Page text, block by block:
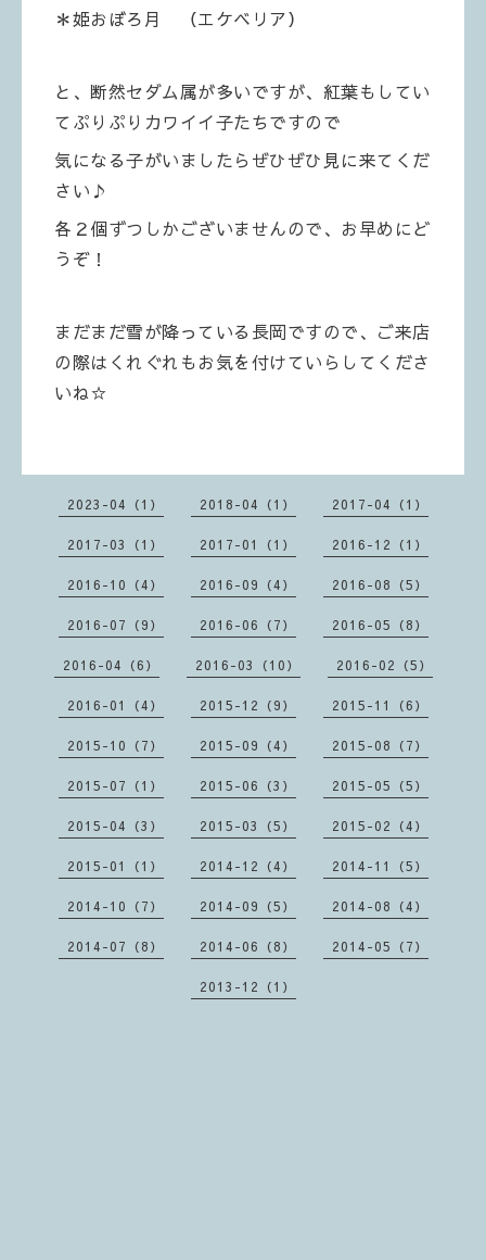
＊姫おぼろ月 （エケベリア）
と、断然セダム属が多いですが、紅葉もしてい
てぷりぷりカワイイ子たちですので
気になる子がいましたらぜひぜひ見に来てくだ
さい♪
各２個ずつしかございませんので、お早めにど
うぞ！
まだまだ雪が降っている長岡ですので、ご来店
の際はくれぐれもお気を付けていらしてくださ
いね☆
2023-04（1） 2018-04（1） 2017-04（1）
2017-03（1） 2017-01（1） 2016-12（1）
2016-10（4） 2016-09（4） 2016-08（5）
2016-07（9） 2016-06（7） 2016-05（8）
2016-04（6） 2016-03（10） 2016-02（5）
2016-01（4） 2015-12（9） 2015-11（6）
2015-10（7） 2015-09（4） 2015-08（7）
2015-07（1） 2015-06（3） 2015-05（5）
2015-04（3） 2015-03（5） 2015-02（4）
2015-01（1） 2014-12（4） 2014-11（5）
2014-10（7） 2014-09（5） 2014-08（4）
2014-07（8） 2014-06（8） 2014-05（7）
2013-12（1）